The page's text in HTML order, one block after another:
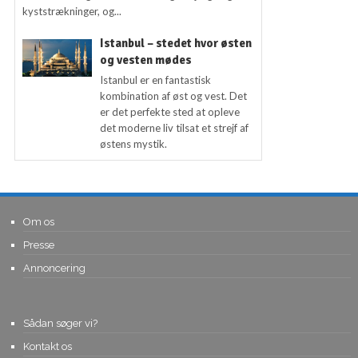
kyststrækninger, og...
Istanbul – stedet hvor østen
og vesten mødes
Istanbul er en fantastisk
kombination af øst og vest. Det
er det perfekte sted at opleve
det moderne liv tilsat et strejf af
østens mystik.
Om os
Presse
Annoncering
Sådan søger vi?
Kontakt os